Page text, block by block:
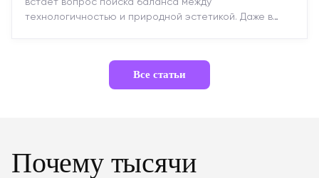
технологичностью и природной эстетикой. Даже в
Все статьи
Почему тысячи